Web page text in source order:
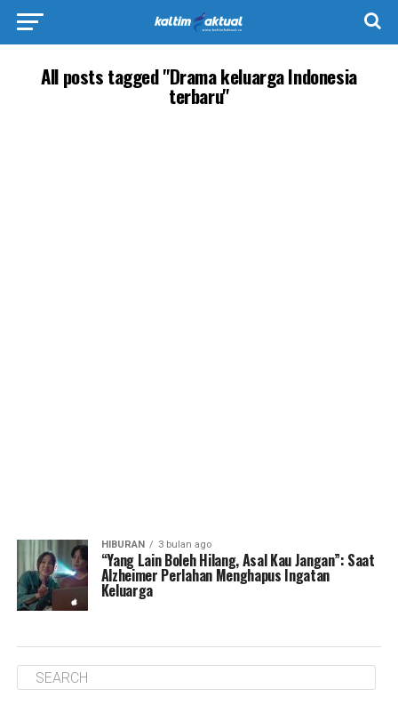
All posts tagged "Drama keluarga Indonesia
terbaru"
HIBURAN 3 bulan ago
“Yang Lain Boleh Hilang, Asal Kau Jangan”: Saat
Alzheimer Perlahan Menghapus Ingatan
Keluarga